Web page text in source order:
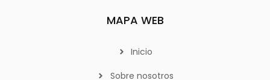
MAPA WEB
Inicio
Sobre nosotros